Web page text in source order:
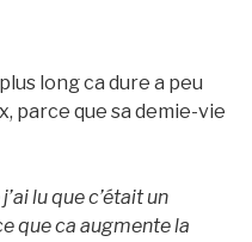
long ca dure a peu
parce que sa demie-vie
lu que c’était un
que ca augmente la